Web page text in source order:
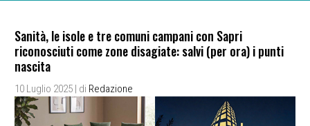
Sanità, le isole e tre comuni campani con Sapri
riconosciuti come zone disagiate: salvi (per ora) i punti
nascita
10 Luglio 2025 | di Redazione